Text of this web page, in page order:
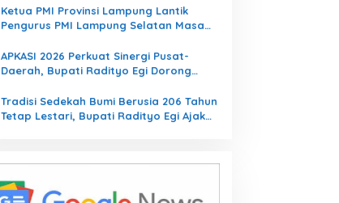
Ketua PMI Provinsi Lampung Lantik
Pengurus PMI Lampung Selatan Masa
Kemanusiaan
APKASI 2026 Perkuat Sinergi Pusat-
Daerah, Bupati Radityo Egi Dorong
Lampung Selatan
Tradisi Sedekah Bumi Berusia 206 Tahun
Tetap Lestari, Bupati Radityo Egi Ajak